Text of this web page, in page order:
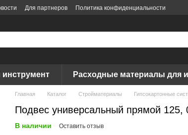
Для партнеров
Политика конфиденциальности
инструмент Расходные материалы для
Главная Каталог Стройматериалы Гипсокартонные
Подвес универсальный прямой 125,
В наличии Оставить отзыв